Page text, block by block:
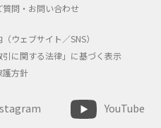
質問・お問い合わせ
ウェブサイト／SNS）
引に関する法律」に基づく表示
護方針
YouTube